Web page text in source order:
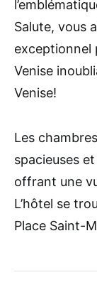
Salute, vous
exceptionnel
Venise
Venise!
Les
spacieuses
offrant une
L’hôtel se
Place Saint-